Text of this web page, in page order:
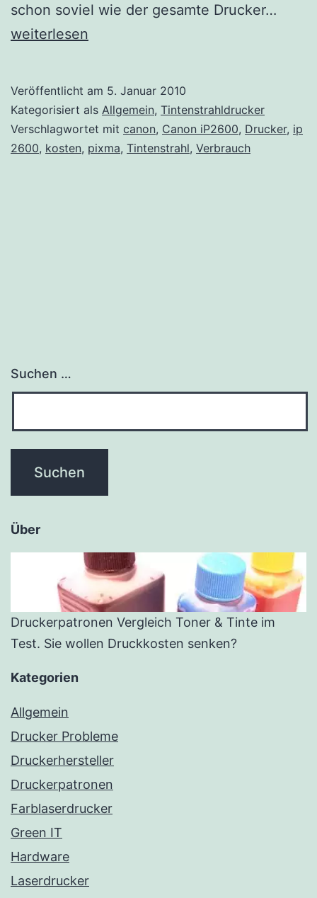
schon soviel wie der gesamte Drucker…
weiterlesen
Veröffentlicht am 5. Januar 2010
Kategorisiert als Allgemein, Tintenstrahldrucker
Verschlagwortet mit canon, Canon iP2600, Drucker, ip
2600, kosten, pixma, Tintenstrahl, Verbrauch
Suchen …
Über
Druckerpatronen Vergleich Toner & Tinte im
Test. Sie wollen Druckkosten senken?
Kategorien
Allgemein
Drucker Probleme
Druckerhersteller
Druckerpatronen
Farblaserdrucker
Green IT
Hardware
Laserdrucker